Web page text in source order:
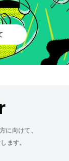
に向けて、
ます。